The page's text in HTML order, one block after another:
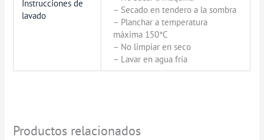
Instrucciones de
lavado
– Secado en tendero a la sombra
– Planchar a temperatura
máxima 150°C
– No limpiar en seco
– Lavar en agua fría
Productos relacionados